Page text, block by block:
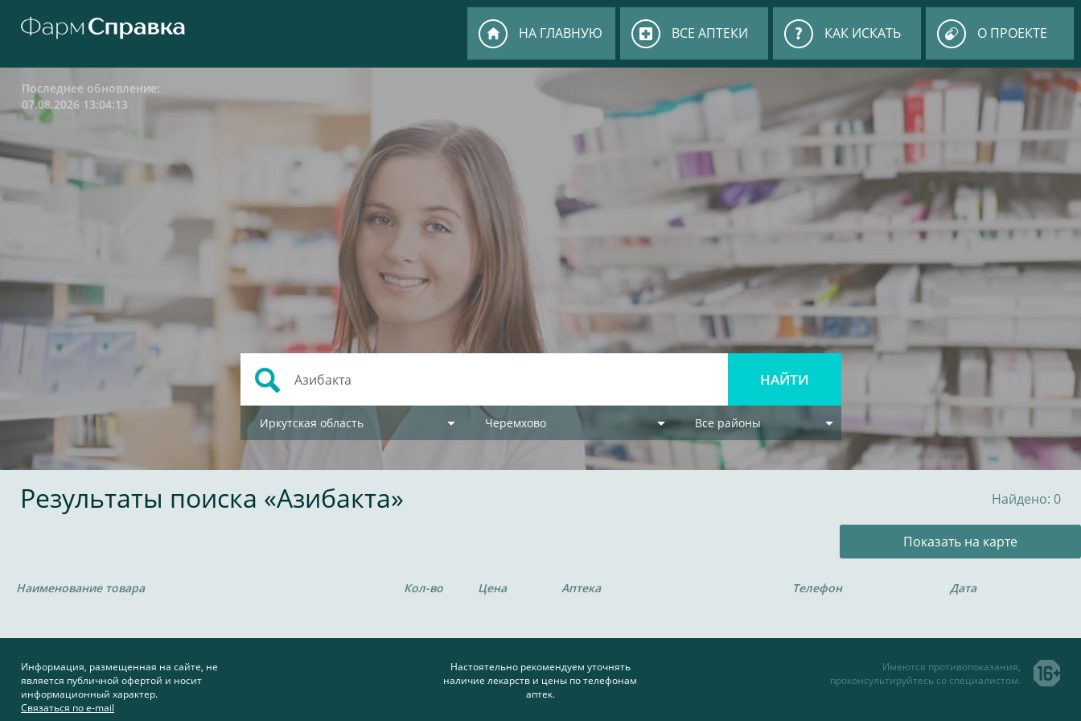
НА ГЛАВНУЮ ВСЕ АПТЕКИ КАК ИСКАТЬ О ПРОЕКТЕ
Последнее обновление:
07.08.2026 13:04:13
Иркутская область Черемхово Все районы
Результаты поиска «Азибакта» Найдено: 0
Показать на карте
Наименование товара Кол-во Цена Аптека Телефон Дата
Информация, размещенная на сайте, не
является публичной офертой и носит
информационный характер.
Связаться по e-mail
Настоятельно рекомендуем уточнять
наличие лекарств и цены по телефонам
аптек.
Имеются противопоказания,
проконсультируйтесь со специалистом.